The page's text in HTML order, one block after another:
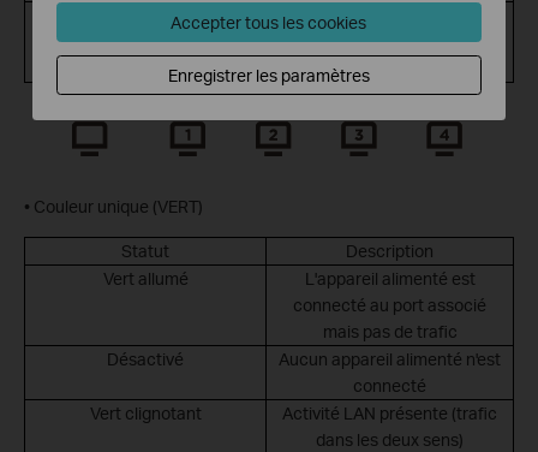
Vert clignotant
La connexion WPS est en
cours. Cela peut prendre
jusqu'à 2 minutes
Voyant LAN(1\2\3\4) :
• Couleur unique (VERT)
Statut
Description
Vert allumé
L'appareil alimenté est
connecté au port associé
mais pas de trafic
Désactivé
Aucun appareil alimenté n'est
connecté
Vert clignotant
Activité LAN présente (trafic
dans les deux sens)
Accepter tous les cookies
Enregistrer les paramètres